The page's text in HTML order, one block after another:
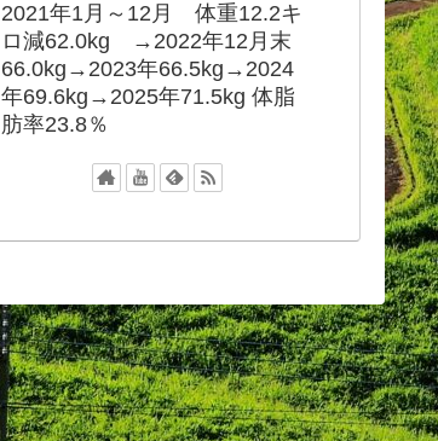
2021年1月～12月 体重12.2キ
ロ減62.0kg →2022年12月末
66.0kg→2023年66.5kg→2024
年69.6kg→2025年71.5kg 体脂
肪率23.8％